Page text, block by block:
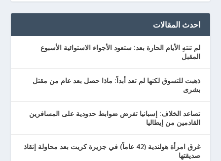
احدث المقالات
لم تنتهِ الأيام الحارة بعد: ستعود الأجواء الاستوائية الأسبوع
المقبل
ذهبت للتسوق لكنها لم تعد أبداً: ماذا حصل بعد عام من مقتل
بشرى
تصاعد الخلاف: إسبانيا تفرض ضوابط حدودية على المسافرين
القادمين من إيطاليا
غرق امرأة هولندية (42 عاماً) في جزيرة كريت بعد محاولة إنقاذ
صديقتها